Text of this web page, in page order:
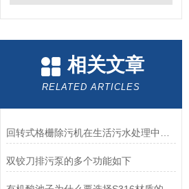
相关文章
RELATED ARTICLES
双铰刀排污泵的多个功能如下